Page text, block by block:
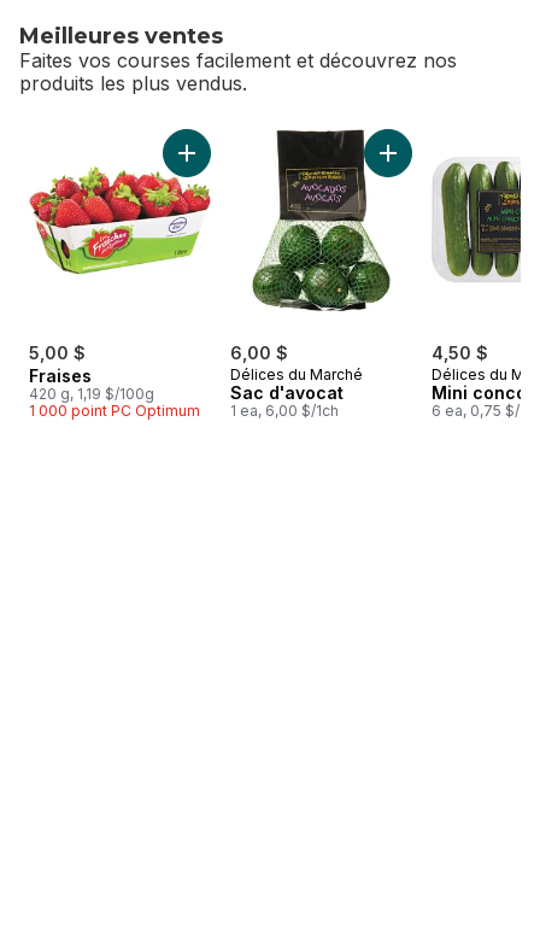
Meilleures ventes
Faites vos courses facilement et découvrez nos
produits les plus vendus.
sauter Meilleures ventes
5,00 $
Fraises
420 g, 1,19 $/100g
1 000 point PC Optimum
Ajouter Fraises au panier
6,00 $
Délices du Marché
Sac d'avocat
1 ea, 6,00 $/1ch
Ajouter Sac
4,50 $
Délices du
Mini
6 ea, 0,75 $/